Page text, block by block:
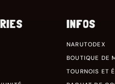
INFOS
NARUTODEX
BOUTIQUE DE
TOURNOIS ET